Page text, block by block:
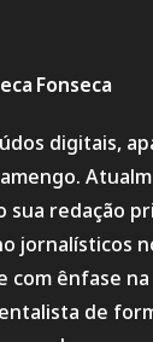
Fonseca
digitais,
sua redação
jornalísticos
com ênfase
de